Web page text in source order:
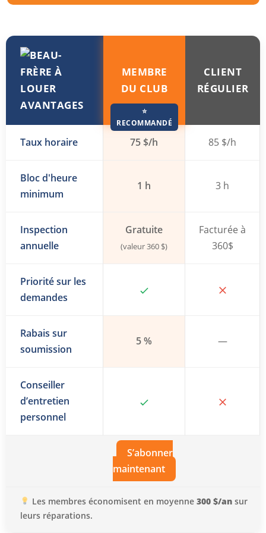
AVANTAGES
MEMBRE
DU CLUB
CLIENT
RÉGULIER
Taux horaire 75 $/h 85 $/h
Bloc d'heure
minimum
1 h 3 h
Inspection
annuelle
Gratuite
(valeur 360 $)
Facturée à
360$
Priorité sur les
demandes
Rabais sur
soumission
5 % —
Conseiller
d’entretien
personnel
S’abonner
maintenant
Les membres économisent en moyenne300 $/an sur
leurs réparations.